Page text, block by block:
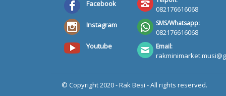
Facebook
Instagram
Youtube
082176616068
SMS/Whatsapp:
082176616068
Email:
© Copyright 2020 - Rak Besi - All rights reserved.